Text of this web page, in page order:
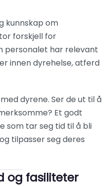
kunnskap om
forskjell for
personalet har relevant
innen dyrehelse, atferd
dyrene. Ser de ut til å
Et godt
som tar seg tid til å bli
tilpasser seg deres
og fasiliteter